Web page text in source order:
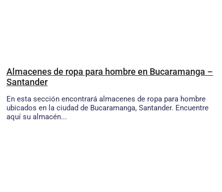
Almacenes de ropa para hombre en Bucaramanga –
Santander
En esta sección encontrará almacenes de ropa para hombre
ubicados en la ciudad de Bucaramanga, Santander. Encuentre
aquí su almacén...